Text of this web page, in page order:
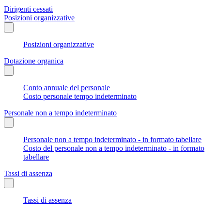
Dirigenti cessati
Posizioni organizzative
Posizioni organizzative
Dotazione organica
Conto annuale del personale
Costo personale tempo indeterminato
Personale non a tempo indeterminato
Personale non a tempo indeterminato - in formato tabellare
Costo del personale non a tempo indeterminato - in formato
tabellare
Tassi di assenza
Tassi di assenza